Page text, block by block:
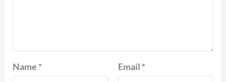
Name * Email *